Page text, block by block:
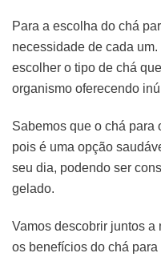
Para a escolha do chá
necessidade de cada
escolher o tipo de chá
organismo oferecendo
Sabemos que o chá para
pois é uma opção
seu dia, podendo ser
gelado.
Vamos descobrir juntos
os benefícios do chá